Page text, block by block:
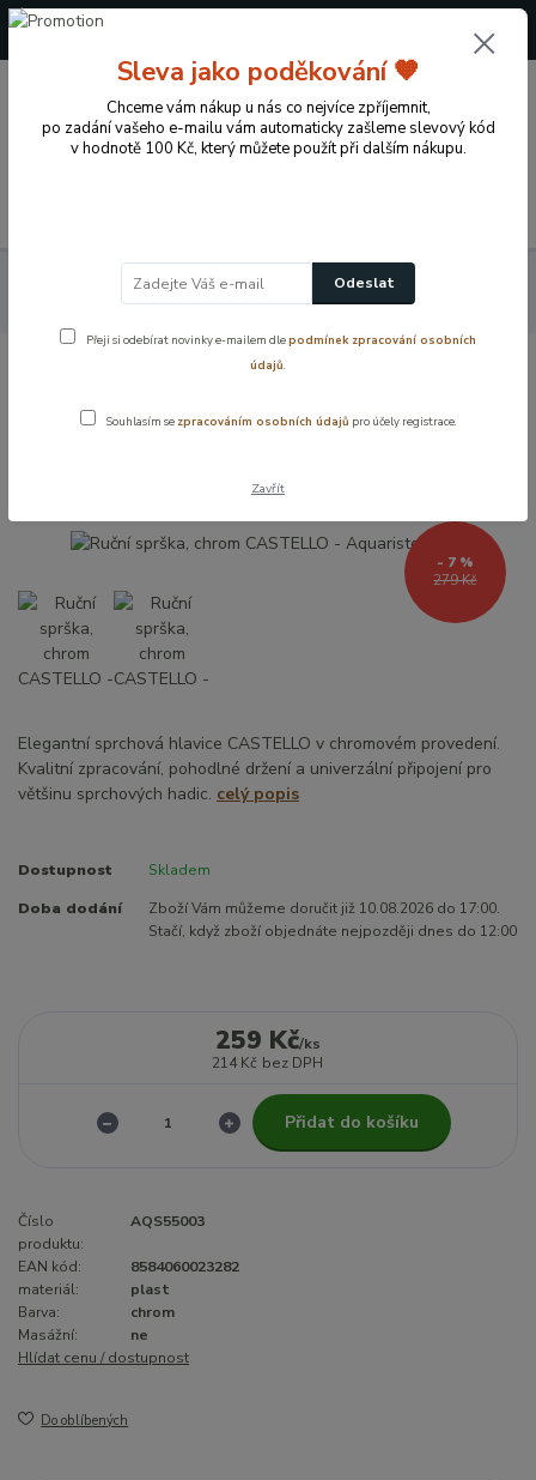
+420 724 722 973
0 Kč
Koupelnové vybavení a doplňky
Sprchový program
Sprchové hlavice
Ruční sprška, chrom CASTELLO - Aquaristo Style
Aquaristo Style
279 Kč
- 7 %
Elegantní sprchová hlavice CASTELLO v chromovém provedení.
Kvalitní zpracování, pohodlné držení a univerzální připojení pro
většinu sprchových hadic. celý popis
Dostupnost Skladem
Doba dodání
Zboží Vám můžeme doručit již 10.08.2026 do 17:00.
Stačí, když zboží objednáte nejpozději dnes do 12:00
259 Kč/ks
214 Kč bez DPH
Přidat do košíku
Číslo
produktu:
AQS55003
EAN kód:
8584060023282
materiál:
plast
Barva:
chrom
Masážní:
ne
Hlídat cenu / dostupnost
Do oblíbených
Sleva jako poděkování 🧡
Chceme vám nákup u nás co nejvíce zpříjemnit,
po zadání vašeho e-mailu vám automaticky zašleme slevový kód
v hodnotě 100 Kč, který můžete použít při dalším nákupu.
Odeslat
Přeji si odebírat novinky e-mailem dlepodmínek zpracování osobních
údajů.
Souhlasím se zpracováním osobních údajů pro účely registrace.
Zavřít